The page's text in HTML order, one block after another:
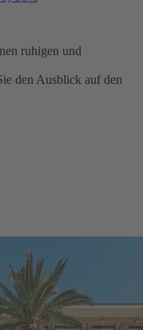
ruhigen und
den Ausblick auf den